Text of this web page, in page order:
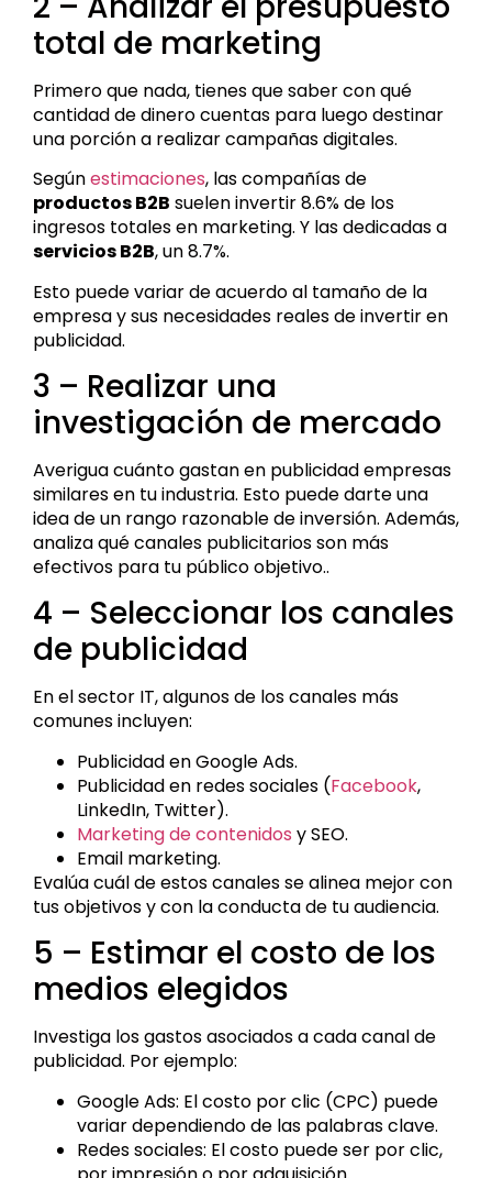
total de marketing
Primero que nada, tienes que saber con qué
cantidad de dinero cuentas para luego destinar
una porción a realizar campañas digitales.
Segúnestimaciones, las compañías de
productos B2B suelen invertir 8.6% de los
ingresos totales en marketing. Y las dedicadas a
servicios B2B, un 8.7%.
Esto puede variar de acuerdo al tamaño de la
empresa y sus necesidades reales de invertir en
publicidad.
3 – Realizar una
investigación de mercado
Averigua cuánto gastan en publicidad empresas
similares en tu industria. Esto puede darte una
idea de un rango razonable de inversión. Además,
analiza qué canales publicitarios son más
efectivos para tu público objetivo..
4 – Seleccionar los canales
de publicidad
En el sector IT, algunos de los canales más
comunes incluyen:
Publicidad en Google Ads.
Publicidad en redes sociales (Facebook,
LinkedIn, Twitter).
Marketing de contenidos y SEO.
Email marketing.
Evalúa cuál de estos canales se alinea mejor con
tus objetivos y con la conducta de tu audiencia.
5 – Estimar el costo de los
medios elegidos
Investiga los gastos asociados a cada canal de
publicidad. Por ejemplo:
Google Ads: El costo por clic (CPC) puede
variar dependiendo de las palabras clave.
Redes sociales: El costo puede ser por clic,